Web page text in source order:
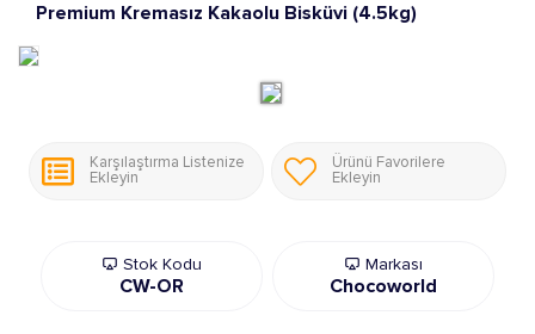
Premium Kremasız Kakaolu Bisküvi (4.5kg)
Karşılaştırma Listenize
Ekleyin
Ürünü Favorilere
Ekleyin
Stok Kodu
CW-OR
Markası
Chocoworld